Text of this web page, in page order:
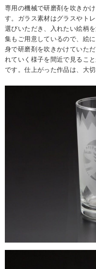
専用の機械で研磨剤を吹きか
す。ガラス素材はグラスやト
選びいただき、入れたい絵柄
集もご用意しているので、絵
身で研磨剤を吹きかけていた
れていく様子を間近で見るこ
です。仕上がった作品は、大